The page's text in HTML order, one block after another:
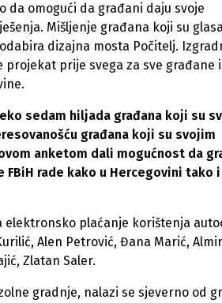
da omogući da građani daju svoje
Mišljenje građana koji su
dizajna mosta Počitelj.
projekat prije svega za sve građane i
sedam hiljada građana koji su
građana koji su svojim
anketom dali mogućnost da
rade kako u Hercegovini tako i
elektronsko plaćanje korištenja
Alen Petrović, Đana Marić, Almir
Zlatan Saler.
gradnje, nalazi se sjeverno od